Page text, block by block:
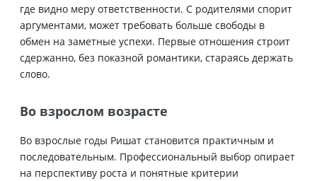
где видно меру ответственности. С родителями спорит
аргументами, может требовать больше свободы в
обмен на заметные успехи. Первые отношения строит
сдержанно, без показной романтики, стараясь держать
слово.
Во взрослом возрасте
Во взрослые годы Ришат становится практичным и
последовательным. Профессиональный выбор опирает
на перспективу роста и понятные критерии